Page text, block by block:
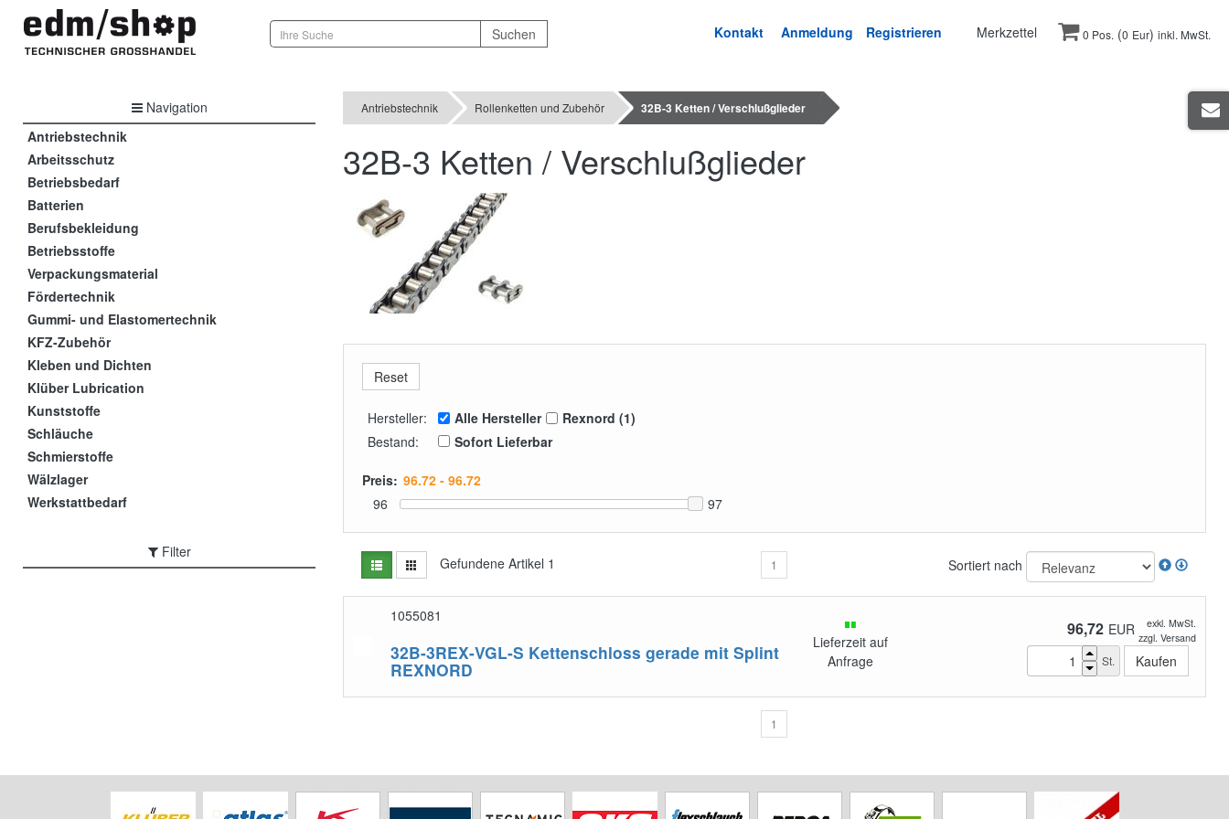
Kontakt Anmeldung Registrieren Merkzettel 0 Pos. (0 Eur) inkl. MwSt.
Navigation
Antriebstechnik
Arbeitsschutz
Betriebsbedarf
Batterien
Berufsbekleidung
Betriebsstoffe
Verpackungsmaterial
Fördertechnik
Gummi- und Elastomertechnik
KFZ-Zubehör
Kleben und Dichten
Klüber Lubrication
Kunststoffe
Schläuche
Schmierstoffe
Wälzlager
Werkstattbedarf
Filter
Antriebstechnik Rollenketten und Zubehör 32B-3 Ketten / Verschlußglieder
32B-3 Ketten / Verschlußglieder
Hersteller: Alle Hersteller
Rexnord (1)
Bestand:
Sofort Lieferbar
Preis:
96
97
Gefundene Artikel 1 1 Sortiert nach
1055081
32B-3REX-VGL-S Kettenschloss gerade mit Splint
REXNORD
Lieferzeit auf
Anfrage
96,72 EUR
exkl. MwSt.
zzgl. Versand
St.
1